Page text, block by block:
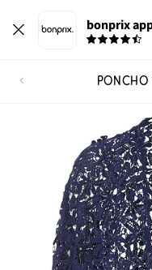
bonprix
PONCHO